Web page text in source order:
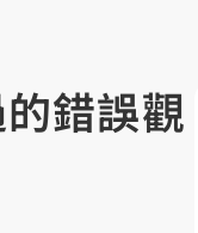
錯誤觀